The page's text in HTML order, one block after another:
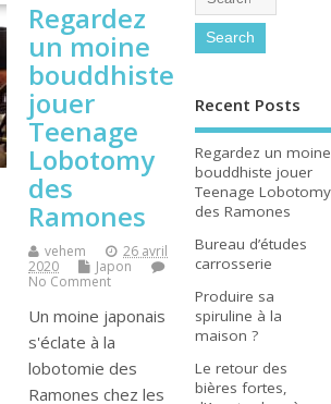
Regardez
un moine
bouddhiste
jouer
Teenage
Lobotomy
des
Ramones
vehem
26 avril
2020
Japon
No Comment
Un moine japonais
s'éclate à la
lobotomie des
Ramones chez les
Recent Posts
Regardez un moine
bouddhiste jouer
Teenage Lobotomy
des Ramones
Bureau d’études
carrosserie
Produire sa
spiruline à la
maison ?
Le retour des
bières fortes,